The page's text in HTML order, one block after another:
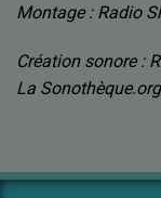
Montage : Radio
Création sonore :
La